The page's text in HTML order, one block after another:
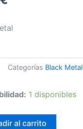
Categorías Black Metal
1 disponibles
al carrito